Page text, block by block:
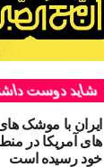
شاید دوست
ایران با موشک
های آمریکا در
خود رسیده است